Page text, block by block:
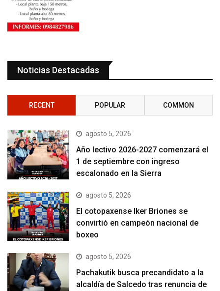
Noticias Destacadas
RECENT POPULAR COMMON
agosto 5, 2026
Año lectivo 2026-2027 comenzará el
1 de septiembre con ingreso
escalonado en la Sierra
agosto 5, 2026
El cotopaxense Iker Briones se
convirtió en campeón nacional de
boxeo
agosto 5, 2026
Pachakutik busca precandidato a la
alcaldía de Salcedo tras renuncia de